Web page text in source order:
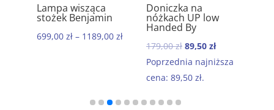
5.00
Lampa wisząca
stożek Benjamin
699,00 zł– 1189,00 zł
5.00
Doniczka na
nóżkach UP low
Handed By
179,00zł Pierwotna
cena
wynosiła:
89,50 złAktualna
cena
Poprzednia najniższa
cena: 89,50 zł.